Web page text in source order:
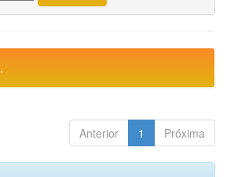
Anterior 1 Próxima